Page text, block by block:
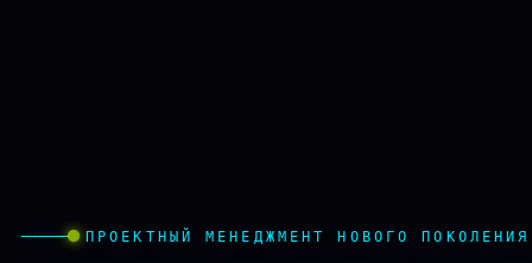
ПРОЕКТНЫЙ МЕНЕДЖМЕНТ НОВОГО ПОКОЛЕНИЯ